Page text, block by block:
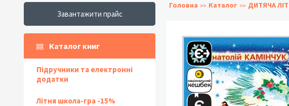
Завантажити прайс
Каталог книг
Підручники та електронні
додатки
Літня школа-гра -15%
Головна Каталог ДИТЯЧА